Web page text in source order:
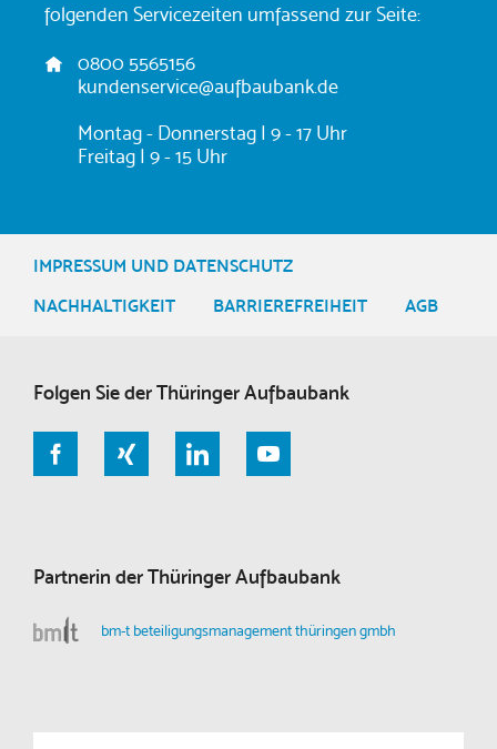
folgenden Servicezeiten umfassend zur Seite:
A
d
e
s
0800 5565156
kundenservice@aufbaubank.de
Montag - Donnerstag | 9 - 17 Uhr
Freitag | 9 - 15 Uhr
IMPRESSUM UND DATENSCHUTZ
NACHHALTIGKEIT
BARRIEREFREIHEIT AGB
Folgen Sie der Thüringer Aufbaubank
Partnerin der Thüringer Aufbaubank
bm-t beteiligungsmanagement thüringen gmbh